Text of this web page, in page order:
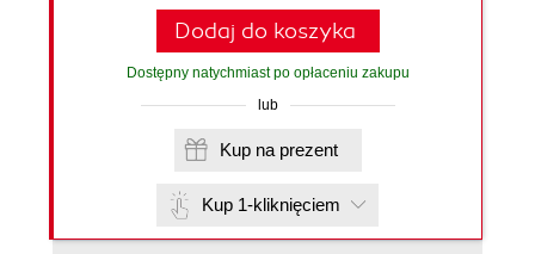
Dodaj do koszyka
Dostępny natychmiast po opłaceniu zakupu
lub
Kup na prezent
Kup 1-kliknięciem